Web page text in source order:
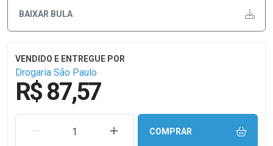
BAIXAR BULA
Drogaria São Paulo
R$ 87,57
REMOVER UMA UNIDADEAUMENTAR UMA UNIDADE
COMPRAR